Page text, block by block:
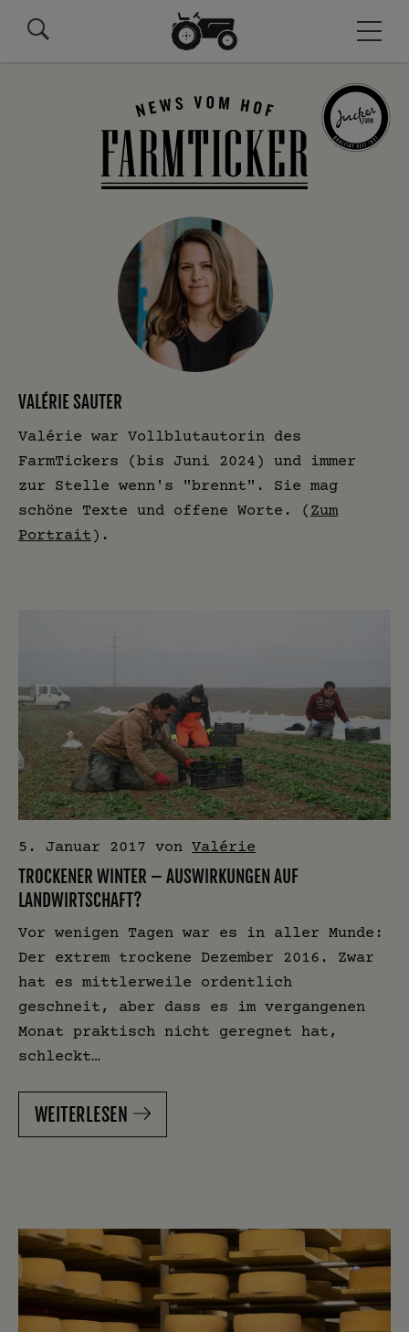
VALÉRIE SAUTER
Valérie war Vollblutautorin des
FarmTickers (bis Juni 2024) und immer
zur Stelle wenn's "brennt". Sie mag
schöne Texte und offene Worte. ( Zum
Portrait ).
5. Januar 2017 von Valérie
TROCKENER WINTER – AUSWIRKUNGEN AUF
LANDWIRTSCHAFT?
Vor wenigen Tagen war es in aller Munde:
Der extrem trockene Dezember 2016. Zwar
hat es mittlerweile ordentlich
geschneit, aber dass es im vergangenen
Monat praktisch nicht geregnet hat,
schleckt…
WEITERLESEN